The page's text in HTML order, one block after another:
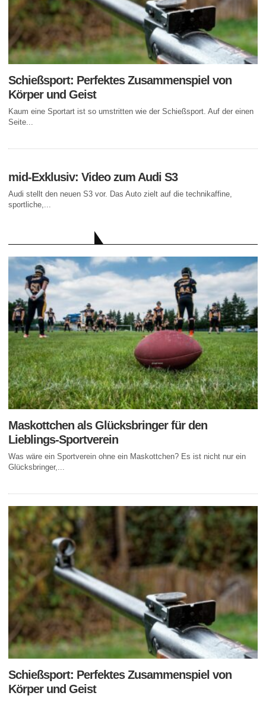
Schießsport: Perfektes Zusammenspiel von
Körper und Geist
Kaum eine Sportart ist so umstritten wie der Schießsport. Auf der einen
Seite...
mid-Exklusiv: Video zum Audi S3
Audi stellt den neuen S3 vor. Das Auto zielt auf die technikaffine,
sportliche,...
Maskottchen als Glücksbringer für den
Lieblings-Sportverein
Was wäre ein Sportverein ohne ein Maskottchen? Es ist nicht nur ein
Glücksbringer,...
Schießsport: Perfektes Zusammenspiel von
Körper und Geist